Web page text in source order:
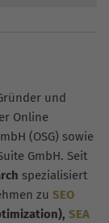
und
Online
(OSG) sowie
GmbH. Seit
spezialisiert
zu SEO
SEA